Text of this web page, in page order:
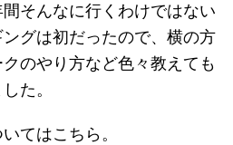
そんなに行くわけではない
グは初だったので、横の方
のやり方など色々教えても
た。
てはこちら。